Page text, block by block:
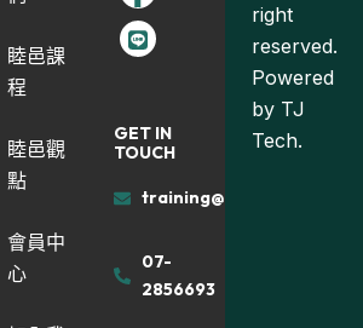
睦邑課
程
睦邑觀
點
會員中
心
GET IN
TOUCH
training@muyiland.com
07-
2856693
right
reserved.
Powered
by TJ
Tech.